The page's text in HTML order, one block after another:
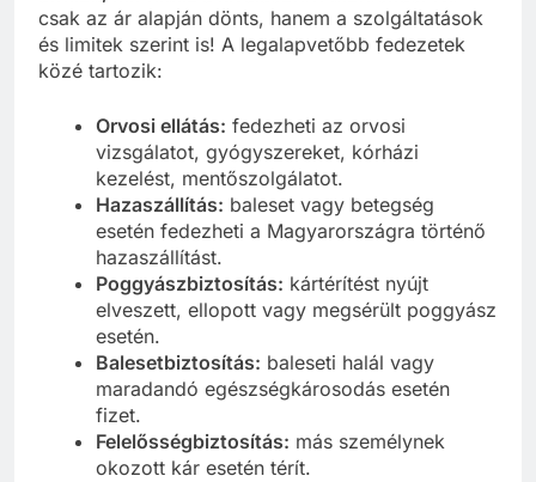
csak az ár alapján dönts, hanem a szolgáltatások
és limitek szerint is! A legalapvetőbb fedezetek
közé tartozik:
Orvosi ellátás: fedezheti az orvosi
vizsgálatot, gyógyszereket, kórházi
kezelést, mentőszolgálatot.
Hazaszállítás: baleset vagy betegség
esetén fedezheti a Magyarországra történő
hazaszállítást.
Poggyászbiztosítás: kártérítést nyújt
elveszett, ellopott vagy megsérült poggyász
esetén.
Balesetbiztosítás: baleseti halál vagy
maradandó egészségkárosodás esetén
fizet.
Felelősségbiztosítás: más személynek
okozott kár esetén térít.